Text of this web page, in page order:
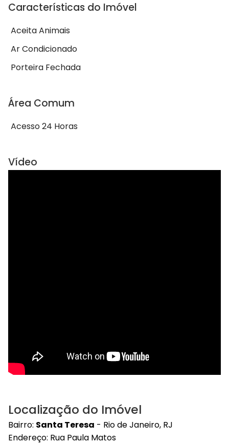
Características do Imóvel
Aceita Animais
Ar Condicionado
Porteira Fechada
Área Comum
Acesso 24 Horas
Vídeo
Localização do Imóvel
Bairro: Santa Teresa - Rio de Janeiro, RJ
Endereço: Rua Paula Matos